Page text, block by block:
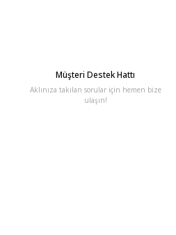
Müşteri Destek Hattı
Aklınıza takılan sorular için hemen bize
ulaşın!